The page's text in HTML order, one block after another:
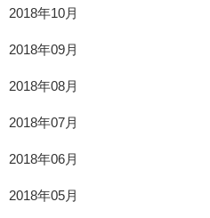
2018年10月
2018年09月
2018年08月
2018年07月
2018年06月
2018年05月